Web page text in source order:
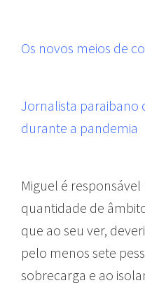
Os novos meios de
Jornalista paraibano
durante a pandemia
Miguel é
quantidade de
que ao seu ver,
pelo menos sete
sobrecarga e ao